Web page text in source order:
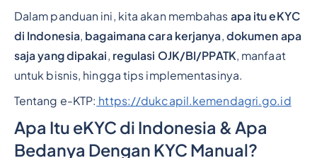
Dalam panduan ini, kita akan membahas apa itu eKYC
di Indonesia, bagaimana cara kerjanya, dokumen apa
saja yang dipakai, regulasi OJK/BI/PPATK, manfaat
untuk bisnis, hingga tips implementasinya.
Tentang e-KTP: https://dukcapil.kemendagri.go.id
Apa Itu eKYC di Indonesia & Apa
Bedanya Dengan KYC Manual?